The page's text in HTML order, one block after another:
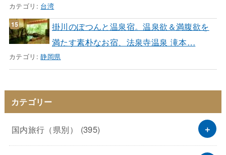
カテゴリ: 台湾
掛川のぽつんと温泉宿。温泉欲＆満腹欲を
満たす素朴なお宿、法泉寺温泉 滝本…
カテゴリ:静岡県
カテゴリー
国内旅行（県別） (395)